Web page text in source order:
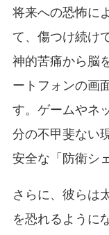
将来への恐怖に
て、傷つけ続け
神的苦痛から脳
ートフォンの画
す。ゲームやネ
分の不甲斐ない
安全な「防衛シ
さらに、彼らは
を恐れるように